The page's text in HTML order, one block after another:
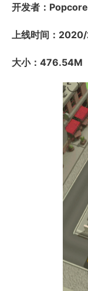
开发者：
上线时间：
大小：476.54M